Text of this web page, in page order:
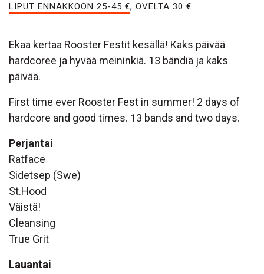
LIPUT ENNAKKOON 25-45 €, OVELTA 30 €
Ekaa kertaa Rooster Festit kesällä! Kaks päivää
hardcoree ja hyvää meininkiä. 13 bändiä ja kaks
päivää.
First time ever Rooster Fest in summer! 2 days of
hardcore and good times. 13 bands and two days.
Perjantai
Ratface
Sidetsep (Swe)
St.Hood
Väistä!
Cleansing
True Grit
Lauantai